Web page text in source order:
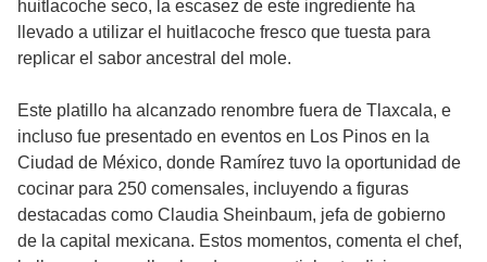
huitlacoche seco, la escasez de este ingrediente ha
llevado a utilizar el huitlacoche fresco que tuesta para
replicar el sabor ancestral del mole.
Este platillo ha alcanzado renombre fuera de Tlaxcala, e
incluso fue presentado en eventos en Los Pinos en la
Ciudad de México, donde Ramírez tuvo la oportunidad de
cocinar para 250 comensales, incluyendo a figuras
destacadas como Claudia Sheinbaum, jefa de gobierno
de la capital mexicana. Estos momentos, comenta el chef,